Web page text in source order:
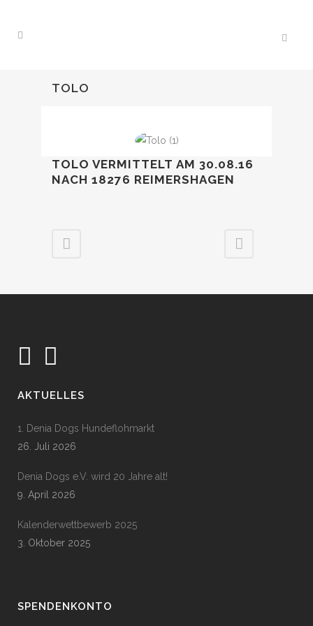
TOLO
TOLO VERMITTELT AM 30.08.16
NACH 18276 REIMERSHAGEN
AKTUELLES
1. Denia Dogs Hundeflohmarkt
26. Juli 2026
Denia Dogs e.V. wird 20 Jahre alt!
9. April 2026
Kalenderwettbewerb 2025
3. Oktober 2025
SPENDENKONTO